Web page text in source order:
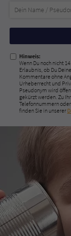
Nicht
ausfüllen!
Hinweis:
Wenn Du noch nicht
Erlaubnis, ob Du
Kommentare ohne
Urheberrecht und
Pseudonym wird
gekürzt werden. Zu
Telefonnummern
finden Sie in unserer